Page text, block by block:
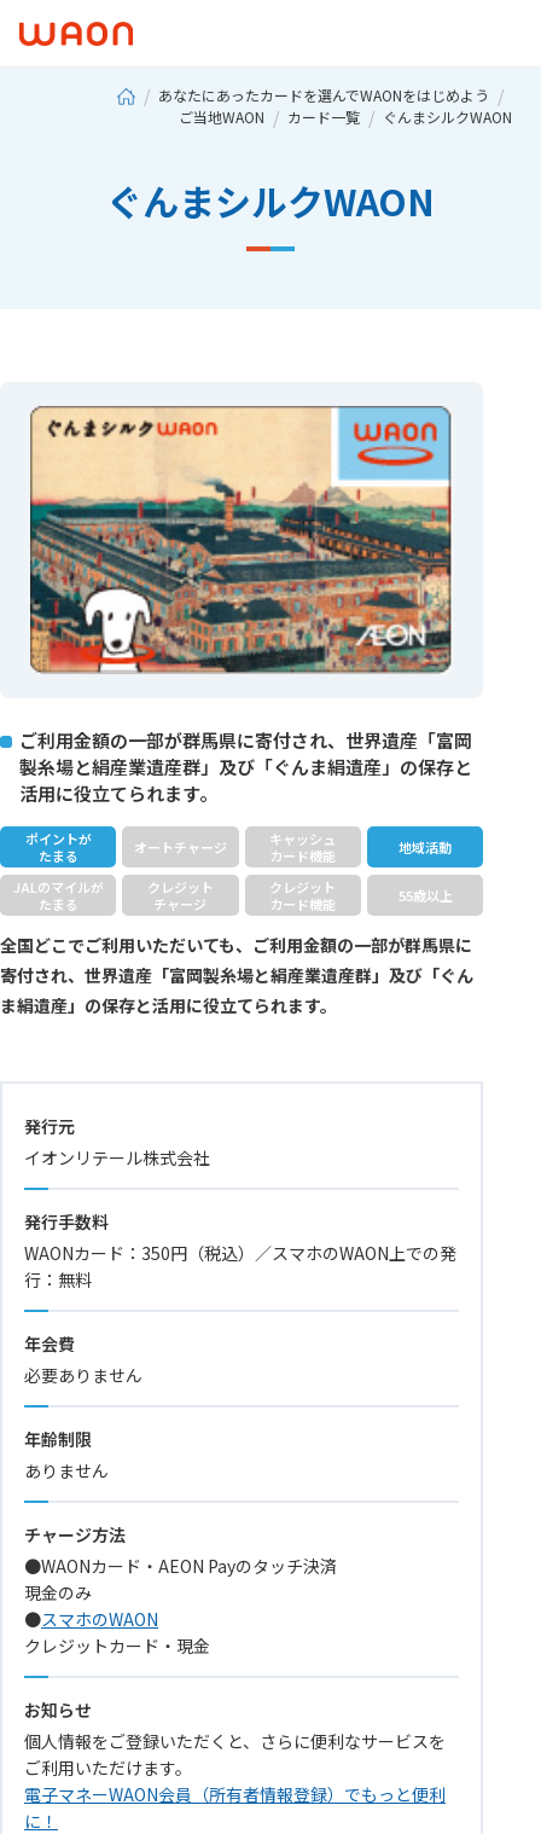
あなたにあったカードを選んでWAONをはじめよう
ご当地WAON
カード一覧 ぐんまシルクWAON
ぐんまシルクWAON
ご利用金額の一部が群馬県に寄付され、世界遺産「富岡
製糸場と絹産業遺産群」及び「ぐんま絹遺産」の保存と
活用に役立てられます。
ポイントが
たまる
オートチャージ
キャッシュ
カード機能
地域活動
JALのマイルが
たまる
クレジット
チャージ
クレジット
カード機能
55歳以上
全国どこでご利用いただいても、ご利用金額の一部が群馬県に
寄付され、世界遺産「富岡製糸場と絹産業遺産群」及び「ぐん
ま絹遺産」の保存と活用に役立てられます。
発行元
イオンリテール株式会社
発行手数料
WAONカード：350円（税込）／スマホのWAON上での発
行：無料
年会費
必要ありません
年齢制限
ありません
チャージ方法
●WAONカード・AEON Payのタッチ決済
現金のみ
●スマホのWAON
クレジットカード・現金
お知らせ
個人情報をご登録いただくと、さらに便利なサービスを
ご利用いただけます。
電子マネーWAON会員（所有者情報登録）でもっと便利
に！